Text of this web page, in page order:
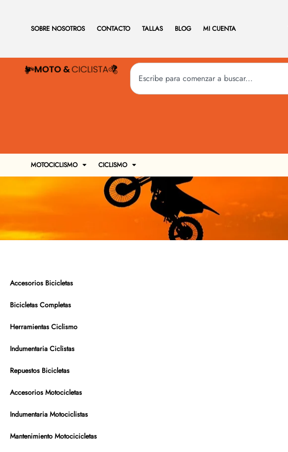
SOBRE NOSOTROS CONTACTO TALLAS BLOG MI CUENTA
MOTOCICLISMO CICLISMO
Accesorios Bicicletas
Bicicletas Completas
Herramientas Ciclismo
Indumentaria Ciclistas
Repuestos Bicicletas
Accesorios Motocicletas
Indumentaria Motociclistas
Mantenimiento Motocicicletas